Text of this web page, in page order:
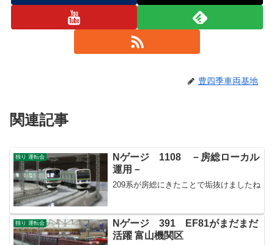
豊四季車両基地
関連記事
独り 運転会
Nゲージ 1108 －房総ローカル
運用－
209系が房総にきたことで垢抜けましたね
独り 運転会
Nゲージ 391 EF81がまだまだ
活躍 富山機関区